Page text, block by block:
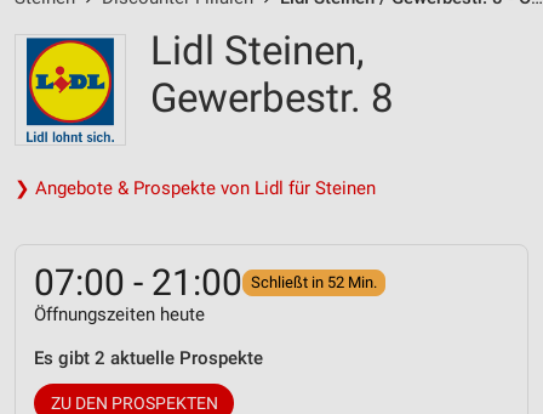
Lidl Steinen,
Gewerbestr. 8
❯ Angebote & Prospekte von Lidl für Steinen
07:00 - 21:00 Schließt in 52 Min.
Öffnungszeiten heute
Es gibt 2 aktuelle Prospekte
ZU DEN PROSPEKTEN